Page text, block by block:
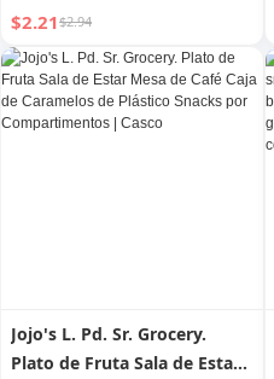
Perros Pequeños y
Medianos, Bastón Molar
para Cachorros, Suministros
de Recompensa para
Entrenamiento de Perros
$2.21$2.94
Jojo's L. Pd. Sr. Grocery.
Plato de Fruta Sala de Estar